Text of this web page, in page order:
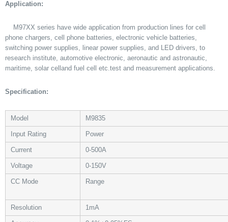
Application:
M97XX series have wide application from production lines for cell
phone chargers, cell phone batteries, electronic vehicle batteries,
switching power supplies, linear power supplies, and LED drivers, to
research institute, automotive electronic, aeronautic and astronautic,
maritime, solar celland fuel cell etc.test and measurement applications.
Specification:
Model M9835
Input Rating Power
Current 0-500A
Voltage 0-150V
CC Mode Range
Resolution 1mA